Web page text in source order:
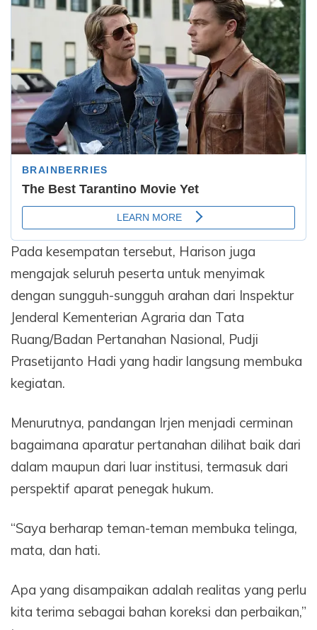
Pada kesempatan tersebut, Harison juga
mengajak seluruh peserta untuk menyimak
dengan sungguh-sungguh arahan dari Inspektur
Jenderal Kementerian Agraria dan Tata
Ruang/Badan Pertanahan Nasional, Pudji
Prasetijanto Hadi yang hadir langsung membuka
kegiatan.
Menurutnya, pandangan Irjen menjadi cerminan
bagaimana aparatur pertanahan dilihat baik dari
dalam maupun dari luar institusi, termasuk dari
perspektif aparat penegak hukum.
“Saya berharap teman-teman membuka telinga,
mata, dan hati.
Apa yang disampaikan adalah realitas yang perlu
kita terima sebagai bahan koreksi dan perbaikan,”